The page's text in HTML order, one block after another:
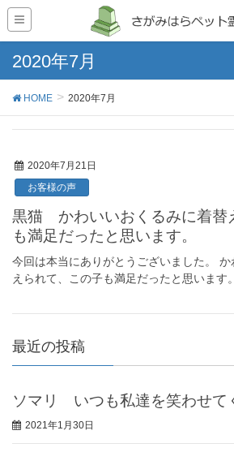
2020年7月
HOME 2020年7月
2020年7月21日
お客様の声
黒猫 かわいいおくるみに着替
も満足だったと思います。
今回は本当にありがとうございました。
えられて、この子も満足だったと思いま
最近の投稿
ソマリ いつも私達を笑わせて
2021年1月30日